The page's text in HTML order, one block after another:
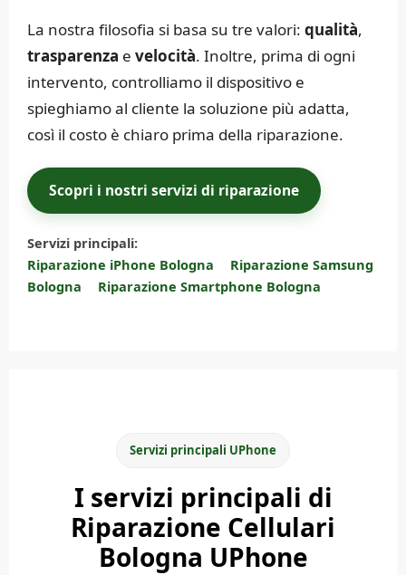
La nostra filosofia si basa su tre valori: qualità,
trasparenza e velocità. Inoltre, prima di ogni
intervento, controlliamo il dispositivo e
spieghiamo al cliente la soluzione più adatta,
così il costo è chiaro prima della riparazione.
Scopri i nostri servizi di riparazione
Servizi principali:
Riparazione iPhone Bologna
Riparazione Samsung
Bologna
Riparazione Smartphone Bologna
Servizi principali UPhone
I servizi principali di
Riparazione Cellulari
Bologna UPhone